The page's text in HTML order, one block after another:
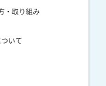
・取り組み
いて